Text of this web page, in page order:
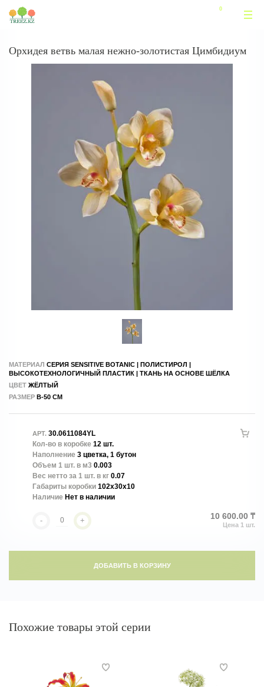
Орхидея ветвь малая нежно-золотистая Цимбидиум
МАТЕРИАЛ СЕРИЯ SENSITIVE BOTANIC | ПОЛИСТИРОЛ |
ВЫСОКОТЕХНОЛОГИЧНЫЙ ПЛАСТИК | ТКАНЬ НА ОСНОВЕ ШЁЛКА
ЦВЕТ ЖЁЛТЫЙ
РАЗМЕР В-50 СМ
АРТ. 30.0611084YL
Кол-во в коробке 12 шт.
Наполнение 3 цветка, 1 бутон
Объем 1 шт. в м3 0.003
Вес нетто за 1 шт. в кг 0.07
Габариты коробки 102x30x10
Наличие Нет в наличии
- + 10 600.00 ₸
ДОБАВИТЬ В КОРЗИНУ
Похожие товары этой серии